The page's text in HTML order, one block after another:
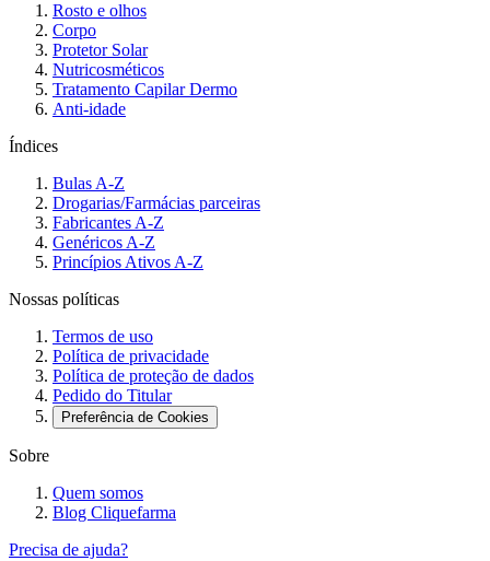
Rosto e olhos
Corpo
Protetor Solar
Nutricosméticos
Tratamento Capilar Dermo
Anti-idade
Índices
Bulas A-Z
Drogarias/Farmácias parceiras
Fabricantes A-Z
Genéricos A-Z
Princípios Ativos A-Z
Nossas políticas
Termos de uso
Política de privacidade
Política de proteção de dados
Pedido do Titular
Preferência de Cookies
Sobre
Quem somos
Blog Cliquefarma
Precisa de ajuda?